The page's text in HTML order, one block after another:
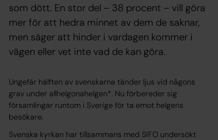
som dött. En stor del – 38 procent – vill göra
mer för att hedra minnet av dem de saknar,
men säger att hinder i vardagen kommer i
vägen eller vet inte vad de kan göra.
Ungefär hälften av svenskarna tänder ljus vid någons
grav under allhelgonahelgen*. Nu förbereder sig
församlingar runtom i Sverige för ta emot helgens
besökare.
Svenska kyrkan har tillsammans med SIFO undersökt